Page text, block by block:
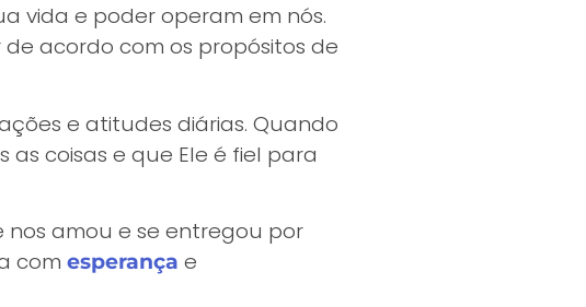
vida e poder operam em nós.
acordo com os propósitos de
e atitudes diárias. Quando
coisas e que Ele é fiel para
nos amou e se entregou por
com esperança e